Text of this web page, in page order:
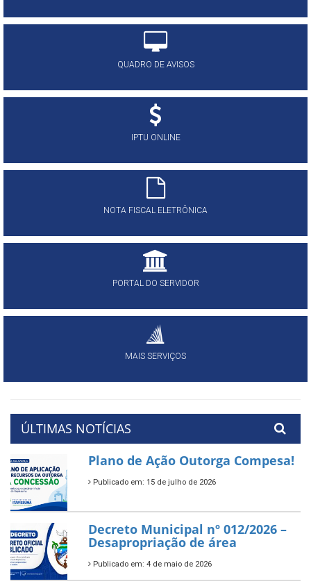
QUADRO DE AVISOS
IPTU ONLINE
NOTA FISCAL ELETRÔNICA
PORTAL DO SERVIDOR
MAIS SERVIÇOS
ÚLTIMAS NOTÍCIAS
Plano de Ação Outorga Compesa!
Publicado em: 15 de julho de 2026
Decreto Municipal nº 012/2026 –
Desapropriação de área
Publicado em: 4 de maio de 2026